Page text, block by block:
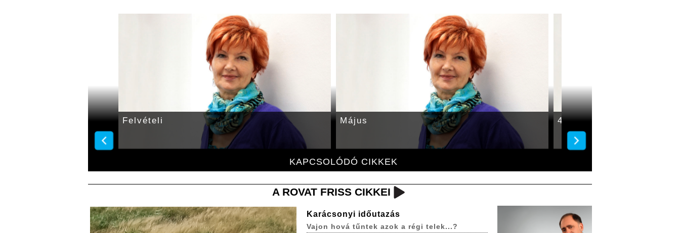
KAPCSOLÓDÓ CIKKEK
Felvételi Május 40 évig voltam tanár
A ROVAT FRISS CIKKEI
Karácsonyi időutazás
Vajon hová tűntek azok a régi telek...?